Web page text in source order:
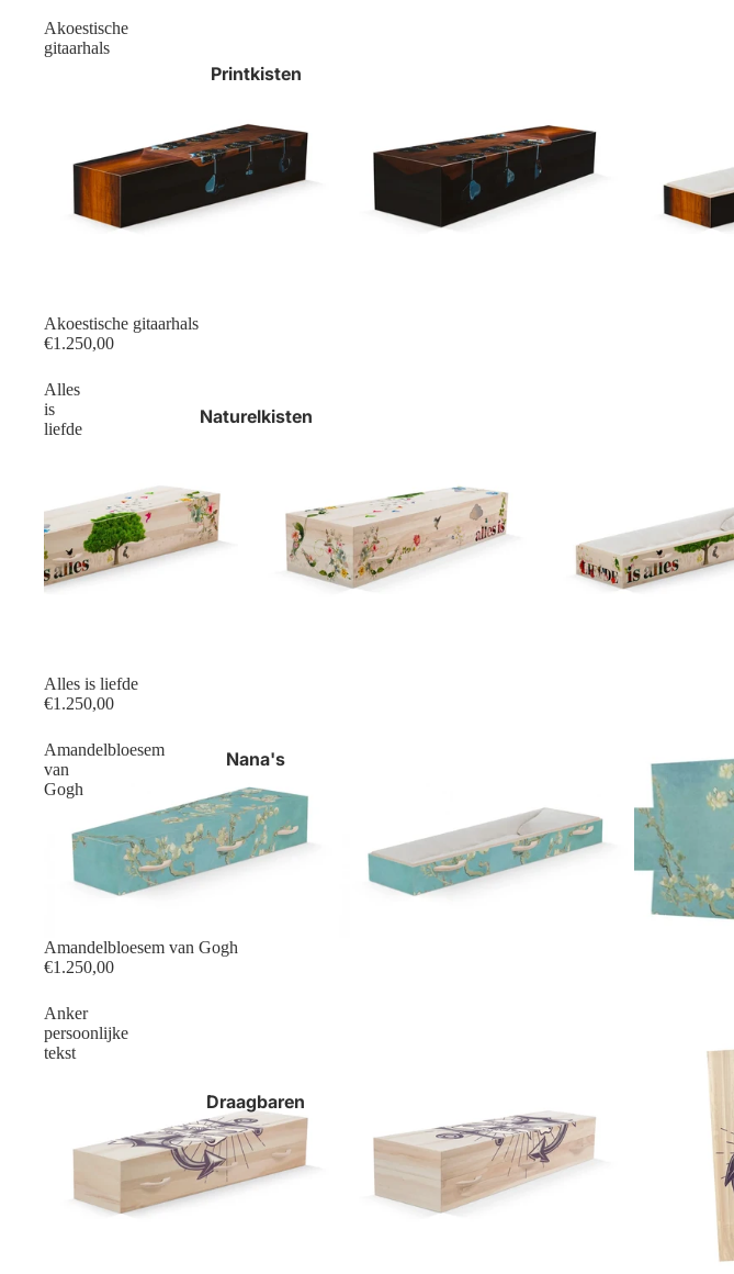
Printkisten
Naturelkisten
Nana's
Draagbaren
Akoestische
gitaarhals
Akoestische gitaarhals
€1.250,00
Alles
is
liefde
Alles is liefde
€1.250,00
Amandelbloesem
van
Gogh
Amandelbloesem van Gogh
€1.250,00
Anker
persoonlijke
tekst